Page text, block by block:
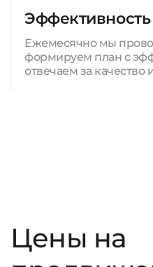
Эффективность
Ежемесячно мы
формируем план с
отвечаем за качество
Цены на